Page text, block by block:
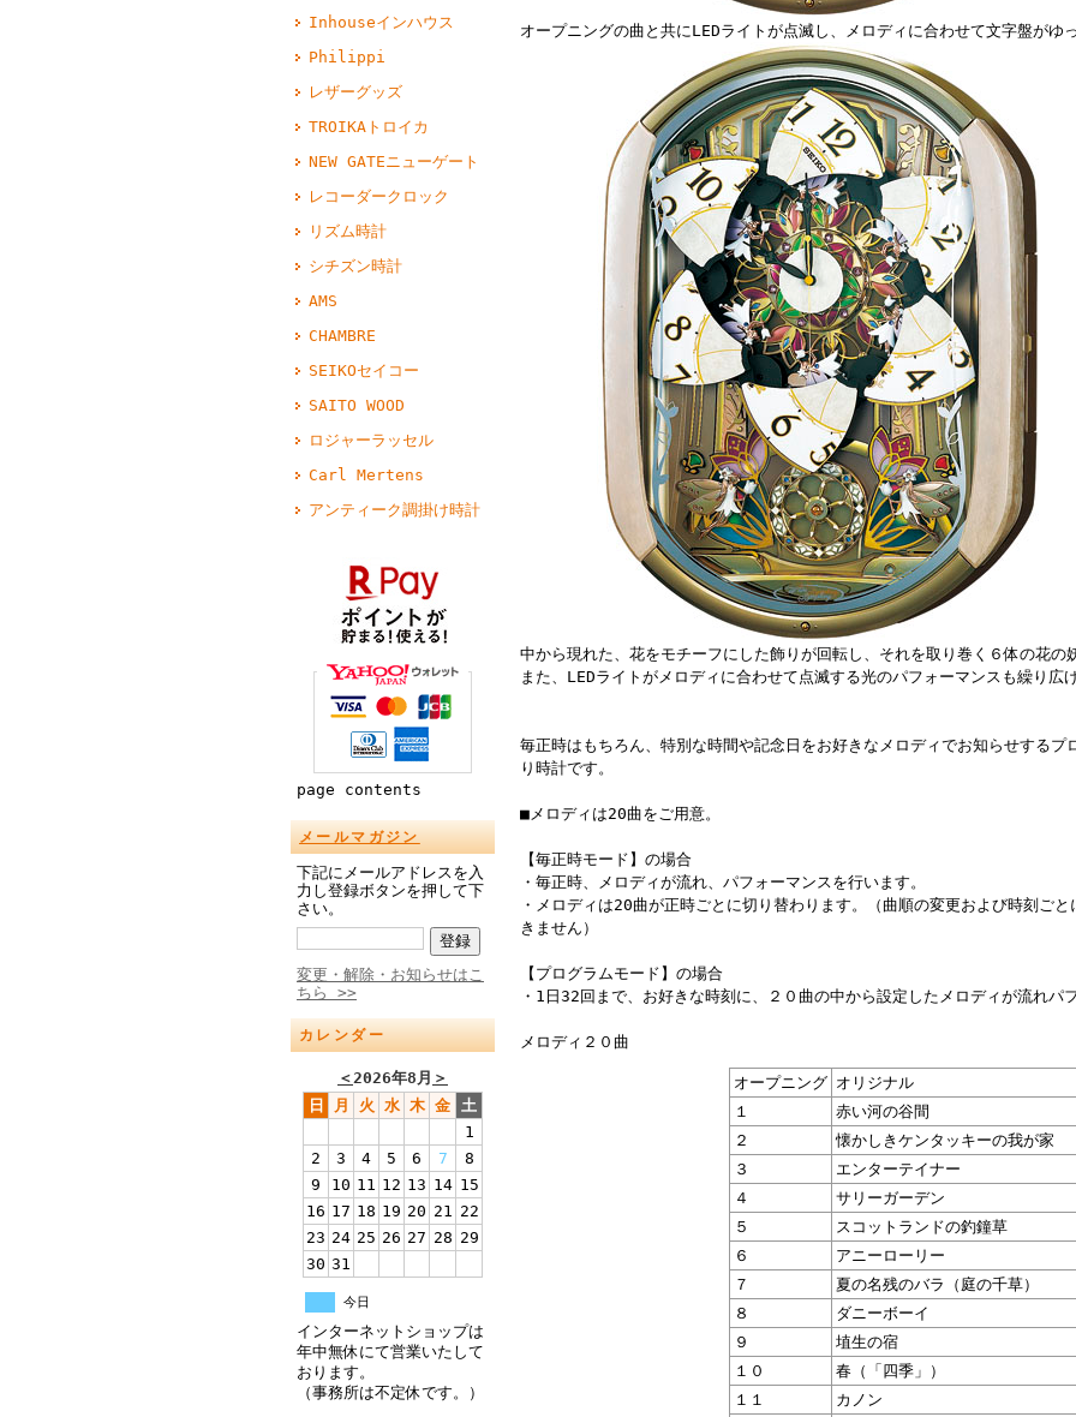
Inhouseインハウス
Philippi
レザーグッズ
TROIKAトロイカ
NEW GATEニューゲート
レコーダークロック
リズム時計
シチズン時計
AMS
CHAMBRE
SEIKOセイコー
SAITO WOOD
ロジャーラッセル
Carl Mertens
アンティーク調掛け時計
page contents
メールマガジン
下記にメールアドレスを入
力し登録ボタンを押して下
さい。
変更・解除・お知らせはこ
ちら >>
カレンダー
＜2026年8月 ＞
日
月 火 水 木 金 土
1
2
3 4 5 6 7
8
9
10 11 12 13 14 15
16 17 18 19 20 21 22
23 24 25 26 27 28 29
30 31
今日
インターネットショップは
年中無休にて営業いたして
おります。
（事務所は不定休です。）
オープニングの曲と共にLEDライトが点滅し、メロディに合わせて文字盤がゆ
中から現れた、花をモチーフにした飾りが回転し、それを取り巻く６体の花の
また、LEDライトがメロディに合わせて点滅する光のパフォーマンスも繰り広
毎正時はもちろん、特別な時間や記念日をお好きなメロディでお知らせするプ
り時計です。
■メロディは20曲をご用意。
【毎正時モード】の場合
・毎正時、メロディが流れ、パフォーマンスを行います。
・メロディは20曲が正時ごとに切り替わります。（曲順の変更および時刻ご
きません）
【プログラムモード】の場合
・1日32回まで、お好きな時刻に、２０曲の中から設定したメロディが流れパ
メロディ２０曲
オープニング オリジナル
１
赤い河の谷間
２
懐かしきケンタッキーの我が家
３
エンターテイナー
４
サリーガーデン
５
スコットランドの釣鐘草
６
アニーローリー
７
夏の名残のバラ（庭の千草）
８
ダニーボーイ
９
埴生の宿
１０
春（「四季」）
１１
カノン